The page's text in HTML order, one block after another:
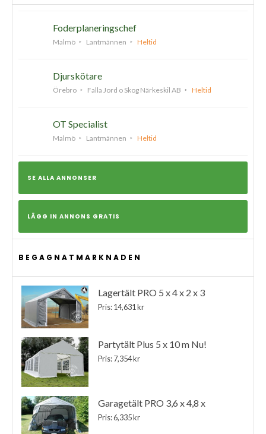
Foderplaneringschef
Malmö Lantmännen Heltid
Djurskötare
Örebro Falla Jord o Skog Närkeskil AB Heltid
OT Specialist
Malmö Lantmännen Heltid
SE ALLA ANNONSER
LÄGG IN ANNONS GRATIS
BEGAGNATMARKNADEN
Lagertält PRO 5 x 4 x 2 x 3
Pris: 14,631 kr
Partytält Plus 5 x 10 m Nu!
Pris: 7,354 kr
Garagetält PRO 3,6 x 4,8 x
Pris: 6,335 kr